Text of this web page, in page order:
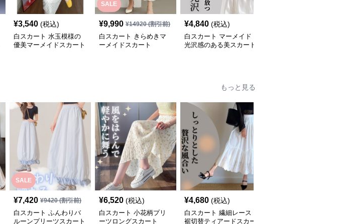
¥3,540 (税込)
白スカート 水玉模様の
優美マーメイドスカート
SALE
¥9,990 ¥14920(割引前)
白スカート きらめきマ
ーメイドスカート
¥4,840 (税込)
白スカート マーメイド
光沢感のある美スカート
もっと見る
SALE
¥7,420 ¥9420(割引前)
白スカート ふんわりバ
ルーンプリーツスカート
¥6,520 (税込)
白スカート 小花柄プリ
ーツロングスカート
¥4,680 (税込)
白スカート 繊細レース
裾切替ティアードスカー